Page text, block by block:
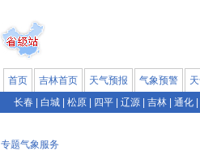
首页 吉林首页 天气预报 气象预警
长春
白城 松原 四平 辽源 吉林 通化
专题气象服务